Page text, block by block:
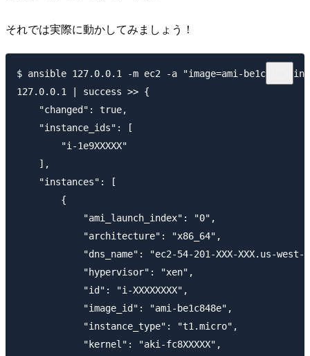
それでは実際に動かしてみましょう！
$ ansible 127.0.0.1 -m ec2 -a "image=ami-be1c848e
127.0.0.1 | success >> {
    "changed": true,
    "instance_ids": [
        "i-1e9XXXXX"
    ],
    "instances": [
        {
            "ami_launch_index": "0",
            "architecture": "x86_64",
"dns_name": "ec2-54-201-XXX-XXX.us-west-
            "hypervisor": "xen",
            "id": "i-XXXXXXXX",
            "image_id": "ami-be1c848e",
            "instance_type": "t1.micro",
            "kernel": "aki-fc8XXXXX",